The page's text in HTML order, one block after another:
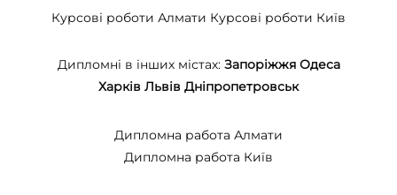
Курсові роботи Алмати Курсові роботи Київ
Дипломні в інших містах: Запоріжжя Одеса
Харків Львів Дніпропетровськ
Дипломна работа Алмати
Дипломна работа Київ